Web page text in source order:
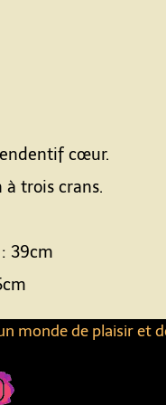
monde de plaisir et
cœur.
à trois crans.
39cm